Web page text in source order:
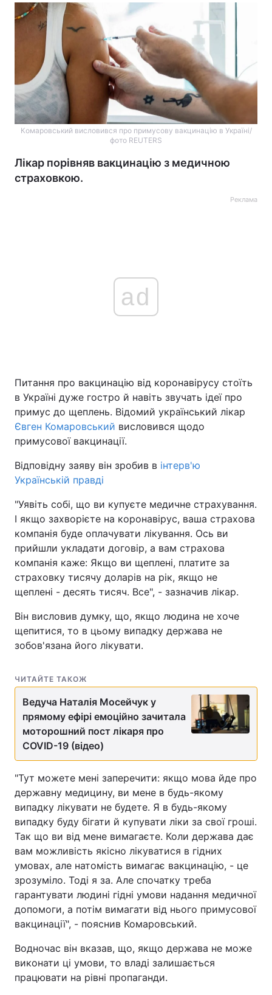
Комаровський висловився про примусову вакцинацію в Україні/
фото REUTERS
Лікар порівняв вакцинацію з медичною
страховкою.
Реклама
ad
Питання про вакцинацію від коронавірусу стоїть
в Україні дуже гостро й навіть звучать ідеї про
примус до щеплень. Відомий український лікар
Євген Комаровський висловився щодо
примусової вакцинації.
Відповідну заяву він зробив в інтерв'ю
Українській правді
"Уявіть собі, що ви купуєте медичне страхування.
І якщо захворієте на коронавірус, ваша страхова
компанія буде оплачувати лікування. Ось ви
прийшли укладати договір, а вам страхова
компанія каже: Якщо ви щеплені, платите за
страховку тисячу доларів на рік, якщо не
щеплені - десять тисяч. Все", - зазначив лікар.
Він висловив думку, що, якщо людина не хоче
щепитися, то в цьому випадку держава не
зобов'язана його лікувати.
ЧИТАЙТЕ ТАКОЖ
Ведуча Наталія Мосейчук у
прямому ефірі емоційно зачитала
моторошний пост лікаря про
COVID-19 (відео)
"Тут можете мені заперечити: якщо мова йде про
державну медицину, ви мене в будь-якому
випадку лікувати не будете. Я в будь-якому
випадку буду бігати й купувати ліки за свої гроші.
Так що ви від мене вимагаєте. Коли держава дає
вам можливість якісно лікуватися в гідних
умовах, але натомість вимагає вакцинацію, - це
зрозуміло. Тоді я за. Але спочатку треба
гарантувати людині гідні умови надання медичної
допомоги, а потім вимагати від нього примусової
вакцинації", - пояснив Комаровський.
Водночас він вказав, що, якщо держава не може
виконати ці умови, то владі залишається
працювати на рівні пропаганди.